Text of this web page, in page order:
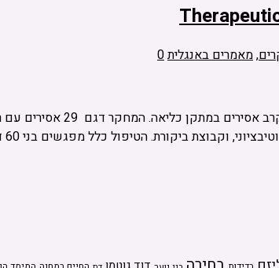
,מאמרים באנגלית0
ביקורת. הטיפול כלל מפגשים בני 60 דקות פעמיים בשבוע …